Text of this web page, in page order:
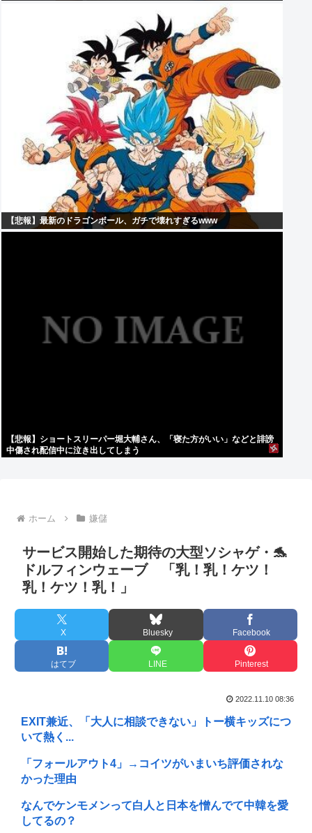
【悲報】最新のドラゴンボール、ガチで壊れすぎるwww
【悲報】ショートスリーパー堀大輔さん、「寝た方がいい」などと誹謗
中傷され配信中に泣き出してしまう
ホーム 嫌儲
サービス開始した期待の大型ソシャゲ・🐬
ドルフィンウェーブ 「乳！乳！ケツ！
乳！ケツ！乳！」
X Bluesky Facebook
はてブ LINE Pinterest
2022.11.10 08:36
EXIT兼近、「大人に相談できない」トー横キッズにつ
いて熱く...
「フォールアウト4」→コイツがいまいち評価されな
かった理由
なんでケンモメンって白人と日本を憎んでて中韓を愛
してるの？